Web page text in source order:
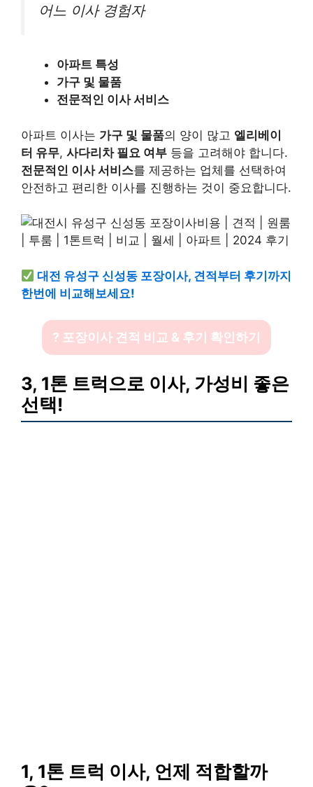
어느 이사 경험자
아파트 특성
가구 및 물품
전문적인 이사 서비스
아파트 이사는 가구 및 물품의 양이 많고 엘리베이
터 유무, 사다리차 필요 여부 등을 고려해야 합니다.
전문적인 이사 서비스를 제공하는 업체를 선택하여
안전하고 편리한 이사를 진행하는 것이 중요합니다.
대전 유성구 신성동 포장이사, 견적부터 후기까지
한번에 비교해보세요!
? 포장이사 견적 비교 & 후기 확인하기
3, 1톤 트럭으로 이사, 가성비 좋은
선택!
1, 1톤 트럭 이사, 언제 적합할까